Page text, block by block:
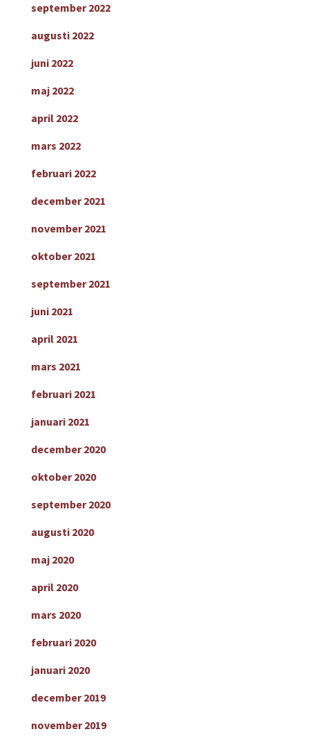
september 2022
augusti 2022
juni 2022
maj 2022
april 2022
mars 2022
februari 2022
december 2021
november 2021
oktober 2021
september 2021
juni 2021
april 2021
mars 2021
februari 2021
januari 2021
december 2020
oktober 2020
september 2020
augusti 2020
maj 2020
april 2020
mars 2020
februari 2020
januari 2020
december 2019
november 2019